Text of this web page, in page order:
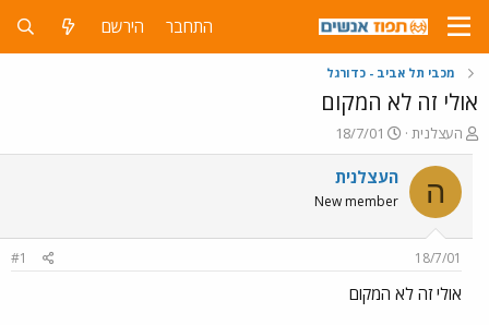
התחבר הירשם
מכבי תל אביב - כדורגל
אולי זה לא המקום
פ
ו
ת
ח
ה
ש
א
העצלנית
פ
ו
ר
ס
ם
ר
18/7/01
ה העצלנית
New member
18/7/01
#1
אולי זה לא המקום